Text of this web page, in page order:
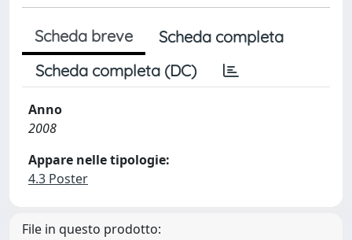
Scheda breve
Scheda completa
Scheda completa (DC)
Anno
2008
Appare nelle tipologie:
4.3 Poster
File in questo prodotto: